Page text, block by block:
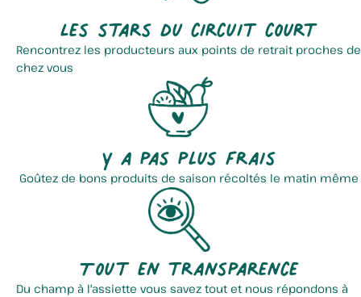
Les stars du circuit court
Rencontrez les producteurs aux points de retrait proches de
chez vous
Y a pas plus frais
Goûtez de bons produits de saison récoltés le matin même
Tout en transparence
Du champ à l'assiette vous savez tout et nous répondons à